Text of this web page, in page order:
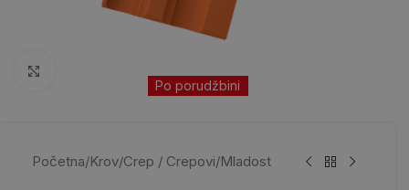
Po porudžbini
Početna/Krov/Crep / Crepovi/Mladost